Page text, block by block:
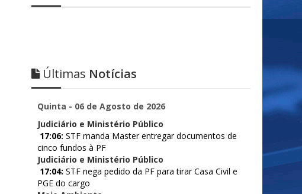
Últimas Notícias
Quinta - 06 de Agosto de 2026
Judiciário e Ministério Público
17:06: STF manda Master entregar documentos de
cinco fundos à PF
Judiciário e Ministério Público
17:04: STF nega pedido da PF para tirar Casa Civil e
PGE do cargo